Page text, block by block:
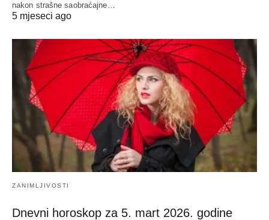
nakon strašne saobraćajne…
5 mjeseci ago
ZANIMLJIVOSTI
Dnevni horoskop za 5. mart 2026. godine